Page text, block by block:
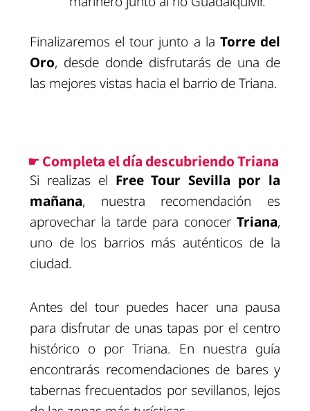
Finalizaremos el tour junto a la Torre del
Oro, desde donde disfrutarás de una de
las mejores vistas hacia el barrio de Triana.
☛ Completa el día descubriendo Triana
Si realizas el Free Tour Sevilla por la
mañana, nuestra recomendación es
aprovechar la tarde para conocer Triana,
uno de los barrios más auténticos de la
ciudad.
Antes del tour puedes hacer una pausa
para disfrutar de unas tapas por el centro
histórico o por Triana. En nuestra guía
encontrarás recomendaciones de bares y
tabernas frecuentados por sevillanos, lejos